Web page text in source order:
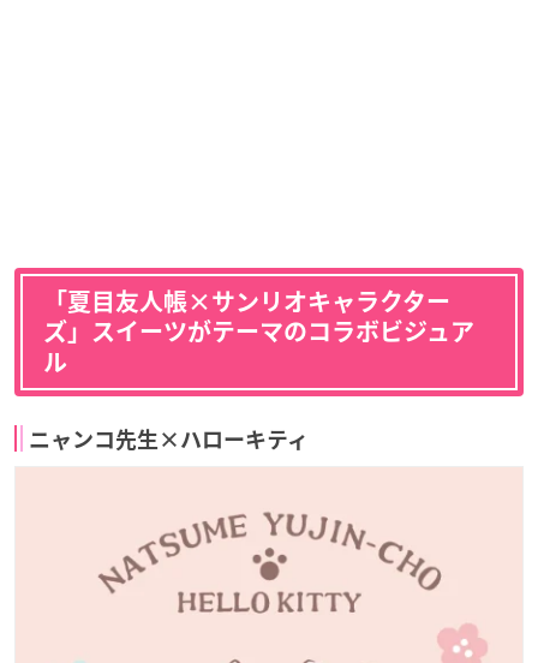
「夏目友人帳×サンリオキャラクター
ズ」スイーツがテーマのコラボビジュア
ル
ニャンコ先生×ハローキティ